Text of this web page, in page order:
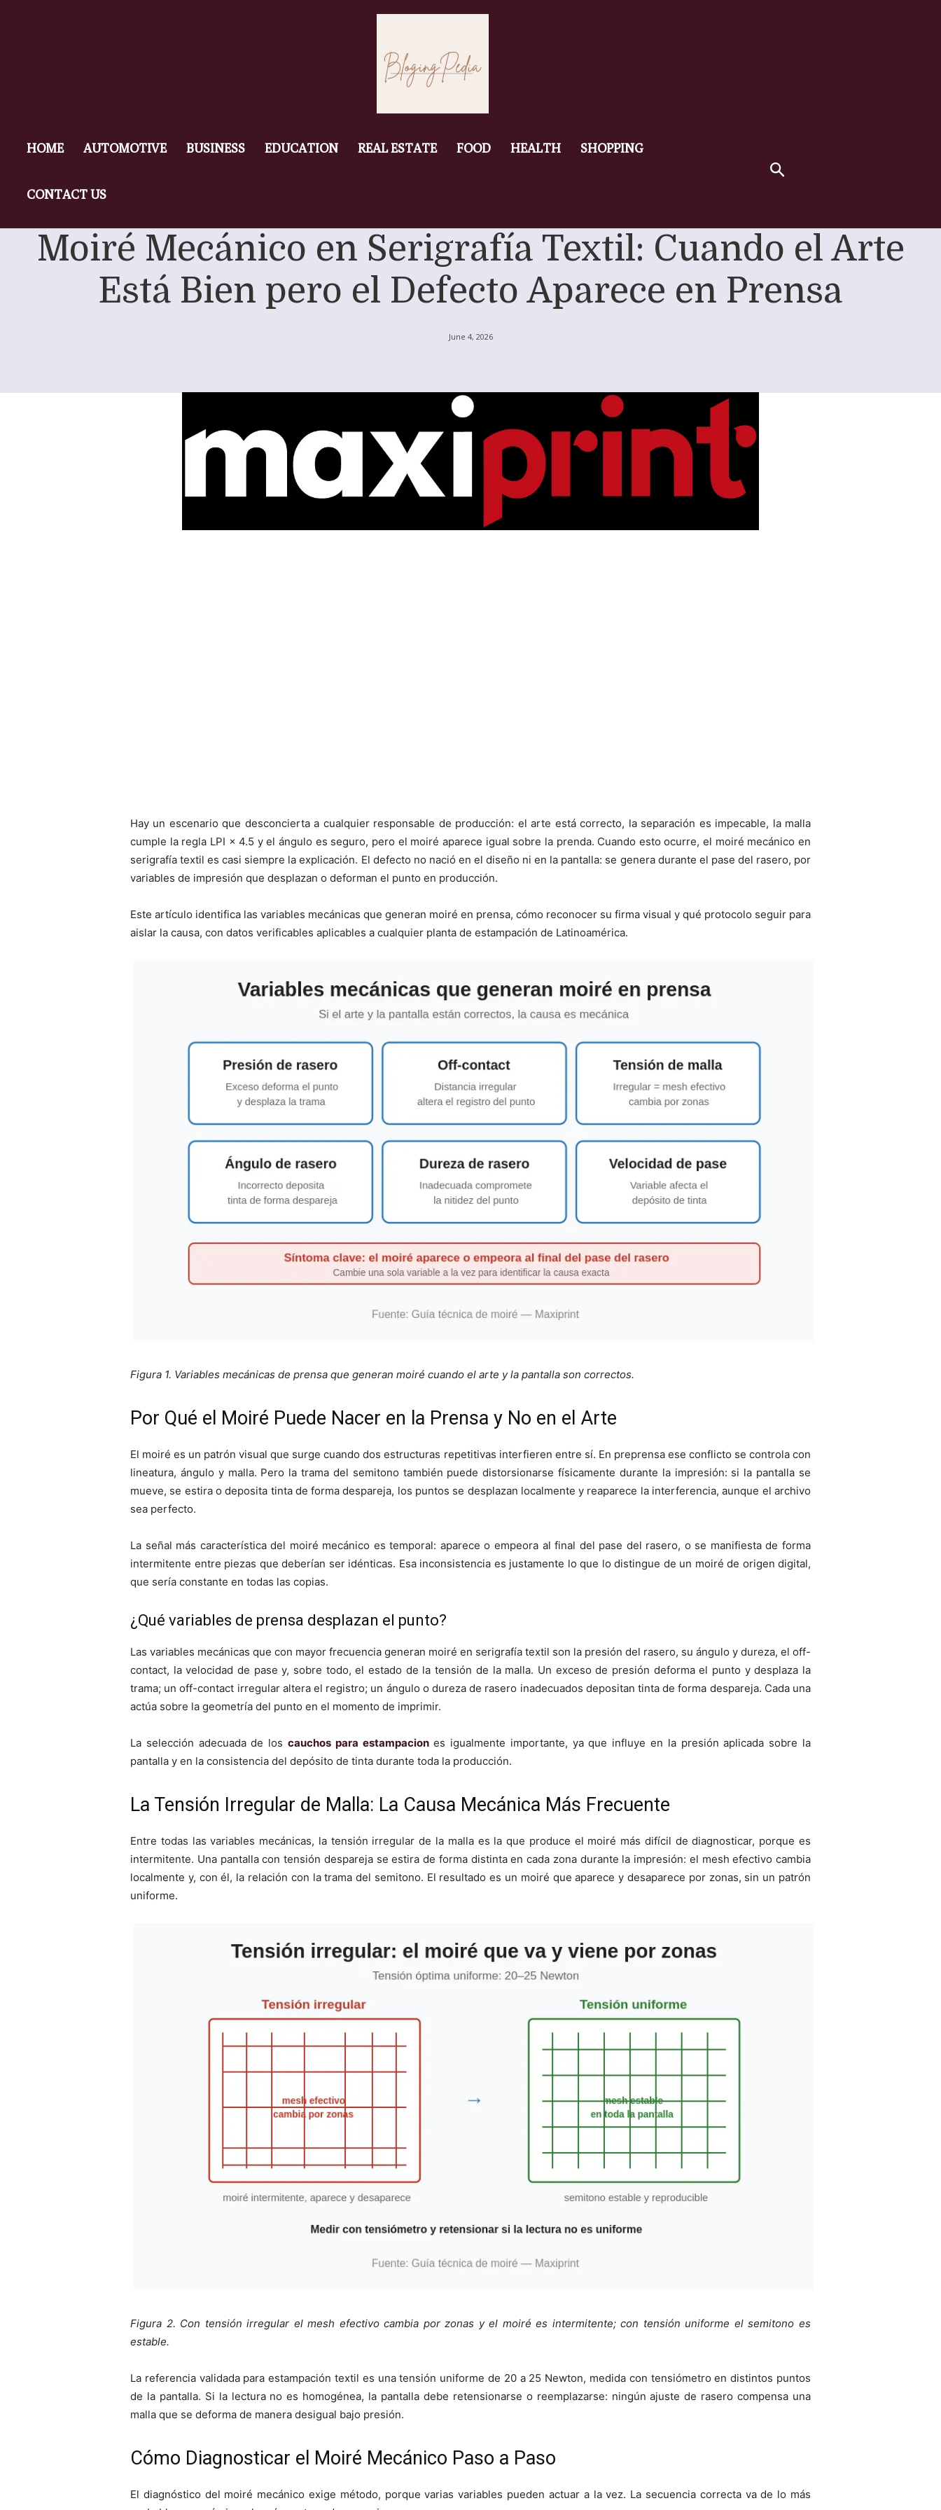
HOME AUTOMOTIVE BUSINESS EDUCATION REAL ESTATE FOOD HEALTH SHOPPING
CONTACT US
Moiré Mecánico en Serigrafía Textil: Cuando el Arte
Está Bien pero el Defecto Aparece en Prensa
June 4, 2026
Hay un escenario que desconcierta a cualquier responsable de producción: el arte está correcto, la separación es impecable, la malla
cumple la regla LPI × 4.5 y el ángulo es seguro, pero el moiré aparece igual sobre la prenda. Cuando esto ocurre, el moiré mecánico en
serigrafía textil es casi siempre la explicación. El defecto no nació en el diseño ni en la pantalla: se genera durante el pase del rasero, por
variables de impresión que desplazan o deforman el punto en producción.
Este artículo identifica las variables mecánicas que generan moiré en prensa, cómo reconocer su firma visual y qué protocolo seguir para
aislar la causa, con datos verificables aplicables a cualquier planta de estampación de Latinoamérica.
Figura 1. Variables mecánicas de prensa que generan moiré cuando el arte y la pantalla son correctos.
Por Qué el Moiré Puede Nacer en la Prensa y No en el Arte
El moiré es un patrón visual que surge cuando dos estructuras repetitivas interfieren entre sí. En preprensa ese conflicto se controla con
lineatura, ángulo y malla. Pero la trama del semitono también puede distorsionarse físicamente durante la impresión: si la pantalla se
mueve, se estira o deposita tinta de forma despareja, los puntos se desplazan localmente y reaparece la interferencia, aunque el archivo
sea perfecto.
La señal más característica del moiré mecánico es temporal: aparece o empeora al final del pase del rasero, o se manifiesta de forma
intermitente entre piezas que deberían ser idénticas. Esa inconsistencia es justamente lo que lo distingue de un moiré de origen digital,
que sería constante en todas las copias.
¿Qué variables de prensa desplazan el punto?
Las variables mecánicas que con mayor frecuencia generan moiré en serigrafía textil son la presión del rasero, su ángulo y dureza, el off-
contact, la velocidad de pase y, sobre todo, el estado de la tensión de la malla. Un exceso de presión deforma el punto y desplaza la
trama; un off-contact irregular altera el registro; un ángulo o dureza de rasero inadecuados depositan tinta de forma despareja. Cada una
actúa sobre la geometría del punto en el momento de imprimir.
La selección adecuada de los cauchos para estampaciones igualmente importante, ya que influye en la presión aplicada sobre la
pantalla y en la consistencia del depósito de tinta durante toda la producción.
La Tensión Irregular de Malla: La Causa Mecánica Más Frecuente
Entre todas las variables mecánicas, la tensión irregular de la malla es la que produce el moiré más difícil de diagnosticar, porque es
intermitente. Una pantalla con tensión despareja se estira de forma distinta en cada zona durante la impresión: el mesh efectivo cambia
localmente y, con él, la relación con la trama del semitono. El resultado es un moiré que aparece y desaparece por zonas, sin un patrón
uniforme.
Figura 2. Con tensión irregular el mesh efectivo cambia por zonas y el moiré es intermitente; con tensión uniforme el semitono es
estable.
La referencia validada para estampación textil es una tensión uniforme de 20 a 25 Newton, medida con tensiómetro en distintos puntos
de la pantalla. Si la lectura no es homogénea, la pantalla debe retensionarse o reemplazarse: ningún ajuste de rasero compensa una
malla que se deforma de manera desigual bajo presión.
Cómo Diagnosticar el Moiré Mecánico Paso a Paso
El diagnóstico del moiré mecánico exige método, porque varias variables pueden actuar a la vez. La secuencia correcta va de lo más